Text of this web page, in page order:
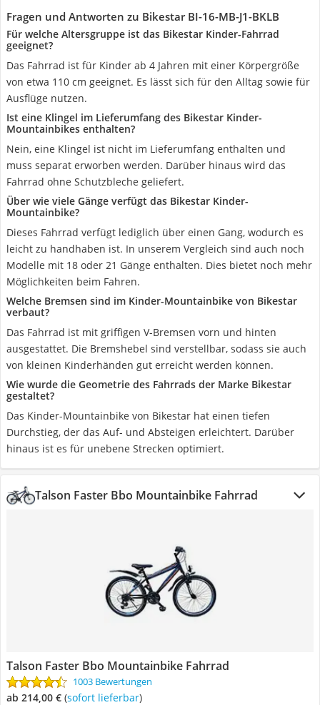
Fragen und Antworten zu Bikestar ‎BI-16-MB-J1-BKLB
Für welche Altersgruppe ist das Bikestar Kinder-Fahrrad
geeignet?
Das Fahrrad ist für Kinder ab 4 Jahren mit einer Körpergröße
von etwa 110 cm geeignet. Es lässt sich für den Alltag sowie für
Ausflüge nutzen.
Ist eine Klingel im Lieferumfang des Bikestar Kinder-
Mountainbikes enthalten?
Nein, eine Klingel ist nicht im Lieferumfang enthalten und
muss separat erworben werden. Darüber hinaus wird das
Fahrrad ohne Schutzbleche geliefert.
Über wie viele Gänge verfügt das Bikestar Kinder-
Mountainbike?
Dieses Fahrrad verfügt lediglich über einen Gang, wodurch es
leicht zu handhaben ist. In unserem Vergleich sind auch noch
Modelle mit 18 oder 21 Gänge enthalten. Dies bietet noch mehr
Möglichkeiten beim Fahren.
Welche Bremsen sind im Kinder-Mountainbike von Bikestar
verbaut?
Das Fahrrad ist mit griffigen V-Bremsen vorn und hinten
ausgestattet. Die Bremshebel sind verstellbar, sodass sie auch
von kleinen Kinderhänden gut erreicht werden können.
Wie wurde die Geometrie des Fahrrads der Marke Bikestar
gestaltet?
Das Kinder-Mountainbike von Bikestar hat einen tiefen
Durchstieg, der das Auf- und Absteigen erleichtert. Darüber
hinaus ist es für unebene Strecken optimiert.
Talson Faster Bbo Mountainbike Fahrrad
Talson Faster Bbo Mountainbike Fahrrad
1003 Bewertungen
ab 214,00 € ( Sofort lieferbar)